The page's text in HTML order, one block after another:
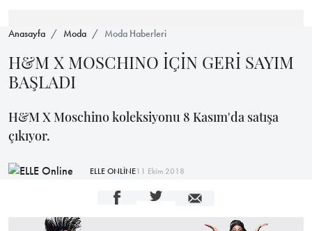
Anasayfa Moda Moda Haberleri
H&M X MOSCHINO İÇİN GERİ SAYIM
BAŞLADI
H&M X Moschino koleksiyonu 8 Kasım'da satışa
çıkıyor.
ELLE ONLİNE11 Ekim 2018